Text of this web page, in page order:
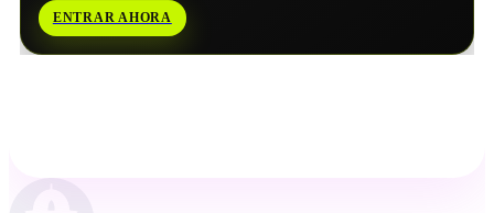
ENTRAR AHORA